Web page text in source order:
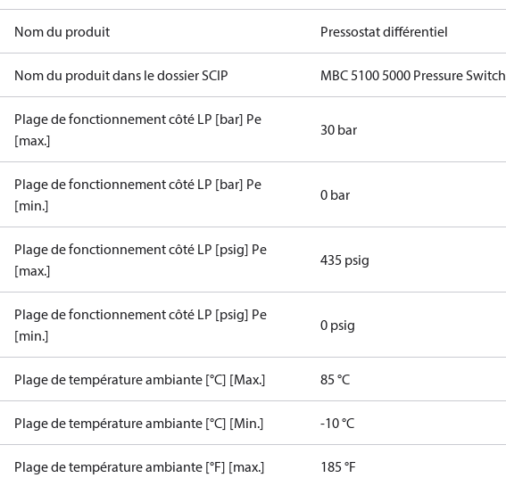
Nom du produit Pressostat différentiel
Nom du produit dans le dossier SCIP MBC 5100 5000 Pressure Switch
Plage de fonctionnement côté LP [bar] Pe
[max.]
30 bar
Plage de fonctionnement côté LP [bar] Pe
[min.]
0 bar
Plage de fonctionnement côté LP [psig] Pe
[max.]
435 psig
Plage de fonctionnement côté LP [psig] Pe
[min.]
0 psig
Plage de température ambiante [°C] [Max.] 85 °C
Plage de température ambiante [°C] [Min.] -10 °C
Plage de température ambiante [°F] [max.] 185 °F